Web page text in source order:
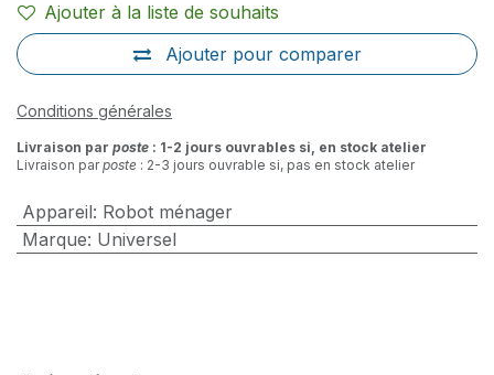
Ajouter pour comparer
Ajouter à la liste de souhaits
Conditions générales
Livraison par poste : 1-2 jours ouvrables si, en stock atelier
Livraison parposte : 2-3 jours ouvrable si, pas en stock atelier
Appareil: Robot ménager
Marque: Universel